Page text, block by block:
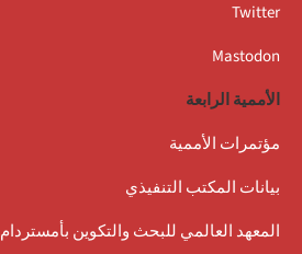
Twitter
Mastodon
الأممية الرابعة
مؤتمرات الأممية
بيانات المكتب التنفيذي
المعهد العالمي للبحث والتكوين بأمستردام